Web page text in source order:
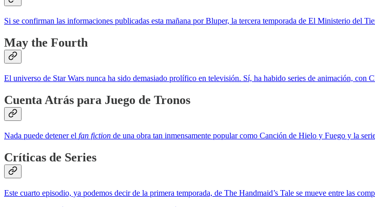
Si se confirman las informaciones publicadas esta mañana por Bluper, la tercera temporada de El Ministerio del
May the Fourth
El universo de Star Wars nunca ha sido demasiado prolífico en televisión. Sí, ha habido series de animación, con
Cuenta Atrás para Juego de Tronos
Nada puede detener el fan fiction de una obra tan inmensamente popular como Canción de Hielo y Fuego y la
Críticas de Series
Este cuarto episodio, ya podemos decir de la primera temporada, de The Handmaid’s Tale se mueve entre las